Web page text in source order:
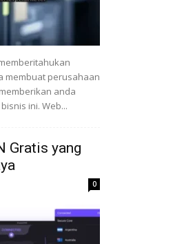
membuat perusahaan
anda
ini. Web...
Gratis yang
0